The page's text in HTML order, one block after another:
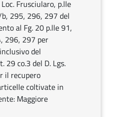
Frusciularo, p.lle
295, 296, 297 del
al Fg. 20 p.lle 91,
296, 297 per
del
29 co.3 del D. Lgs.
il recupero
coltivate in
Maggiore